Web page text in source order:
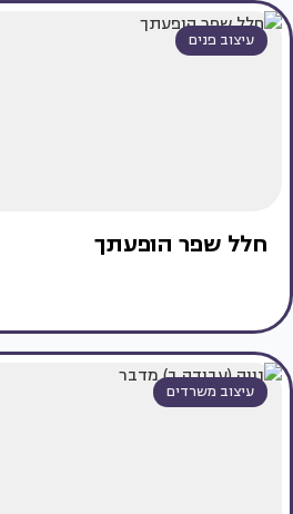
עיצוב פנים
חלל שפר הופעתך
עיצוב משרדים